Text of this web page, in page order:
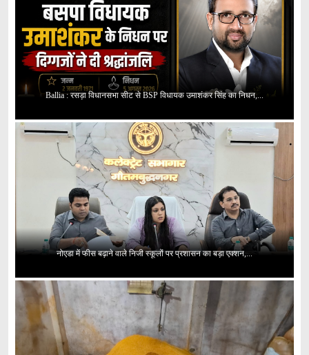
Ballia : रसड़ा विधानसभा सीट से BSP विधायक उमाशंकर सिंह का निधन,...
नोएडा में फीस बढ़ाने वाले निजी स्कूलों पर प्रशासन का बड़ा एक्शन,...